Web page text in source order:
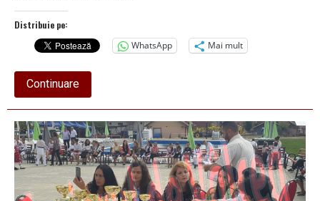
Distribuie pe:
WhatsApp
Mai mult
Continuareabout
La
Fârtățești,
un
locaș
de
cult
bifat
de
Voicescu